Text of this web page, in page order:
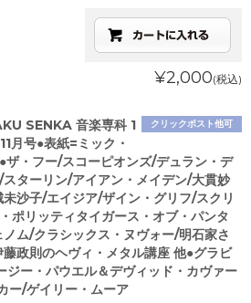
¥2,000(税込)
クリックポスト他可
SENKA 音楽専科 1
月号●表紙=ミック・
ザ・フー/スコーピオンズ/デュラン・デ
スターリン/アイアン・メイデン/大貫妙
沙子/エイジア/ザイン・グリフ/スクリ
ポリッティタイガース・オブ・パンタ
ノム/クラシックス・ヌヴォー/明石家さ
藤政則のヘヴィ・メタル講座 他●グラビ
ジー・パウエル＆デヴィッド・カヴァー
ー/ゲイリー・ムーア